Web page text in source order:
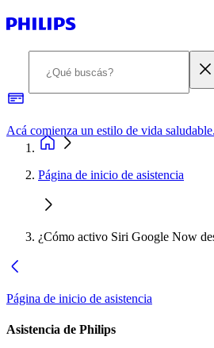
Página de inicio de asistencia
¿Cómo activo Siri Google Now
Página de inicio de asistencia
Asistencia de Philips